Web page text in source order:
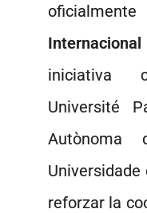
iniciativa
Université
reforzar la